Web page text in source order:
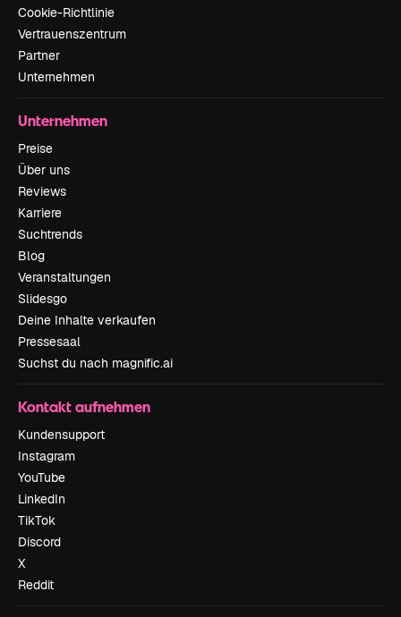
Cookie-Richtlinie
Vertrauenszentrum
Partner
Unternehmen
Unternehmen
Preise
Über uns
Reviews
Karriere
Suchtrends
Blog
Veranstaltungen
Slidesgo
Deine Inhalte verkaufen
Pressesaal
Suchst du nach magnific.ai
Kontakt aufnehmen
Kundensupport
Instagram
YouTube
LinkedIn
TikTok
Discord
X
Reddit